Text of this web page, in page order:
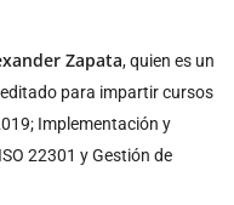
Zapata, quien es un
para impartir cursos
Implementación y
22301 y Gestión de